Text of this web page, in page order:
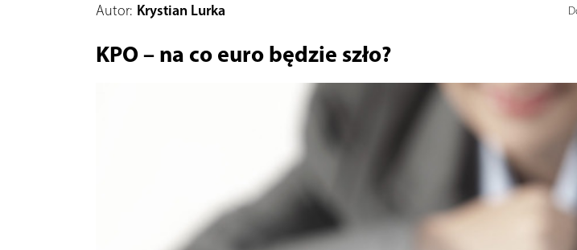
Autor: Krystian Lurka
KPO – na co euro będzie szło?